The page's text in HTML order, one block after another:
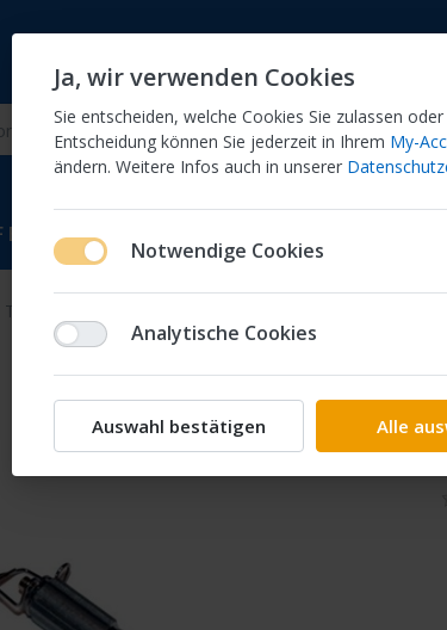
Bol Dor
RD04
Ja, wir verwenden Cookies
Sie entscheiden, welche Cookies Sie zulassen
Entscheidung können Sie jederzeit in Ihrem My-
ändern. Weitere Infos auch in unserer
Notwendige Cookies
Analytische Cookies
Auswahl bestätigen Alle